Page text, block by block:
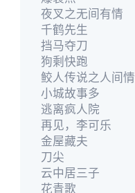
夜叉之无间有情
千鹤先生
挡马夺刀
狗剩快跑
鲛人传说之人间情
小城故事多
逃离疯人院
再见，李可乐
金屋藏夫
刀尖
云中居三子
花青歌